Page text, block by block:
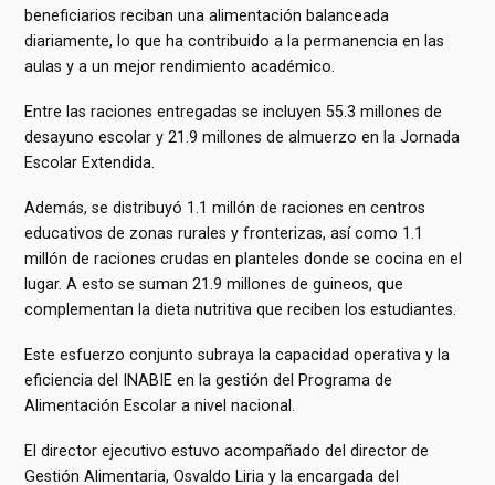
beneficiarios reciban una alimentación balanceada
diariamente, lo que ha contribuido a la permanencia en las
aulas y a un mejor rendimiento académico.
Entre las raciones entregadas se incluyen 55.3 millones de
desayuno escolar y 21.9 millones de almuerzo en la Jornada
Escolar Extendida.
Además, se distribuyó 1.1 millón de raciones en centros
educativos de zonas rurales y fronterizas, así como 1.1
millón de raciones crudas en planteles donde se cocina en el
lugar. A esto se suman 21.9 millones de guineos, que
complementan la dieta nutritiva que reciben los estudiantes.
Este esfuerzo conjunto subraya la capacidad operativa y la
eficiencia del INABIE en la gestión del Programa de
Alimentación Escolar a nivel nacional.
El director ejecutivo estuvo acompañado del director de
Gestión Alimentaria, Osvaldo Liria y la encargada del